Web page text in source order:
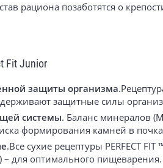
рациона позаботятся о
Fit Junior
защиты организма
защитные силы
системы. Баланс минералов
формирования камней в
.Все сухие рецептуры PERFECT
– для оптимального пищеварения.